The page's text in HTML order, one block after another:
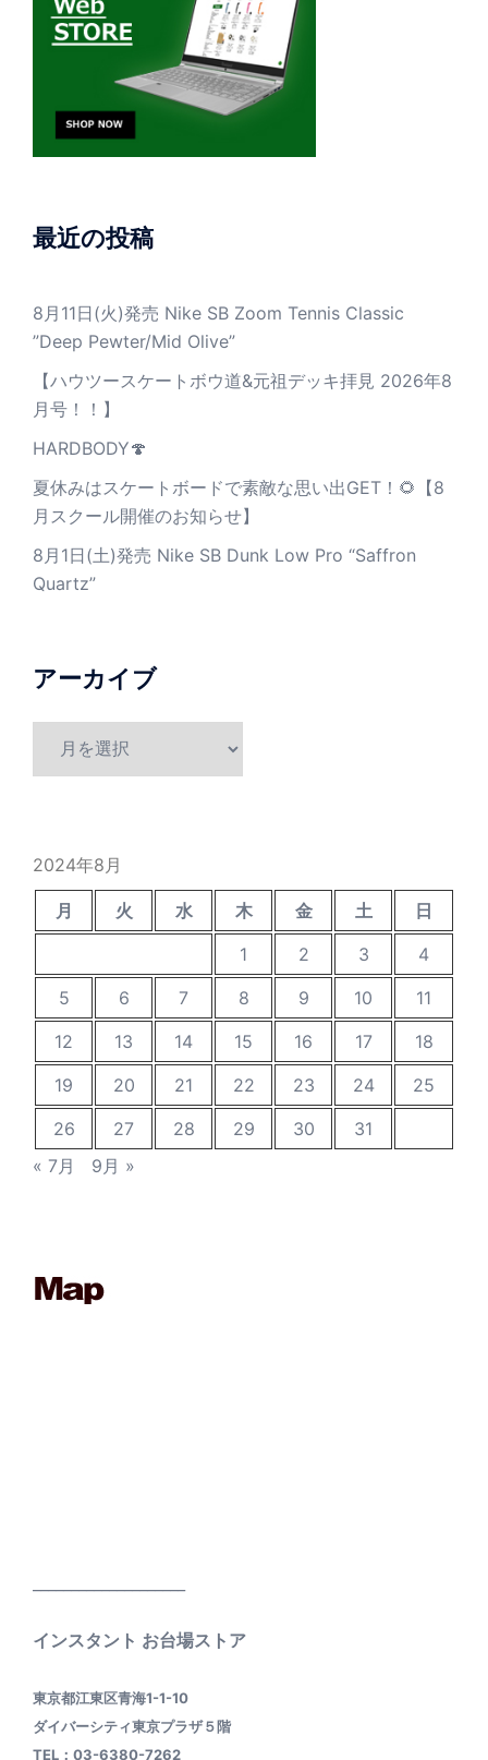
最近の投稿
8月11日(火)発売 Nike SB Zoom Tennis Classic
”Deep Pewter/Mid Olive”
【ハウツースケートボウ道&元祖デッキ拝見 2026年8
月号！！】
HARDBODY🍄
夏休みはスケートボードで素敵な思い出GET！🌻【8
月スクール開催のお知らせ】
8月1日(土)発売 Nike SB Dunk Low Pro “Saffron
Quartz”
アーカイブ
2024年8月
月 火 水 木 金 土
日
1
2 3
4
5
6 7 8 9 10
11
12
13 14 15 16 17
18
19
20 21 22 23 24
25
26
27 28 29 30
31
« 7月
9月 »
インスタント お台場ストア
東京都江東区青海1-1-10
ダイバーシティ東京プラザ５階
TEL：03-6380-7262